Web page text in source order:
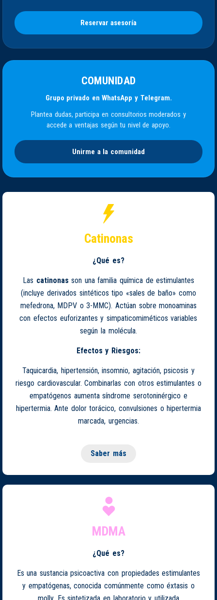
Reservar asesoría
COMUNIDAD
Grupo privado en WhatsApp y Telegram.
Plantea dudas, participa en consultorios moderados y
accede a ventajas según tu nivel de apoyo.
Unirme a la comunidad
Catinonas
¿Qué es?
Las catinonas son una familia química de estimulantes
(incluye derivados sintéticos tipo «sales de baño» como
mefedrona, MDPV o 3-MMC). Actúan sobre monoaminas
con efectos euforizantes y simpaticomiméticos variables
según la molécula.
Efectos y Riesgos:
Taquicardia, hipertensión, insomnio, agitación, psicosis y
riesgo cardiovascular. Combinarlas con otros estimulantes o
empatógenos aumenta síndrome serotoninérgico e
hipertermia. Ante dolor torácico, convulsiones o hipertermia
marcada, urgencias.
Saber más
MDMA
¿Qué es?
Es una sustancia psicoactiva con propiedades estimulantes
y empatógenas, conocida comúnmente como éxtasis o